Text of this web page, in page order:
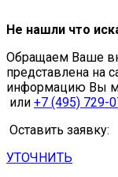
Не нашли что
Обращаем Ваше
представлена на
информацию Вы
или +7 (495) 729-
Оставить заявку:
УТОЧНИТЬ